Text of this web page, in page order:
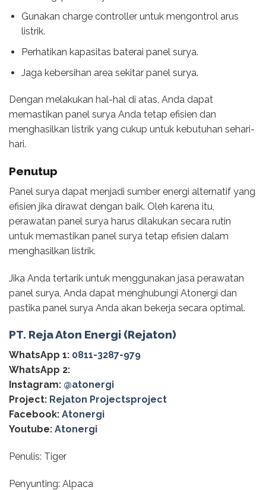
Gunakan charge controller untuk mengontrol arus
listrik.
Perhatikan kapasitas baterai panel surya.
Jaga kebersihan area sekitar panel surya.
Dengan melakukan hal-hal di atas, Anda dapat
memastikan panel surya Anda tetap efisien dan
menghasilkan listrik yang cukup untuk kebutuhan sehari-
hari.
Penutup
Panel surya dapat menjadi sumber energi alternatif yang
efisien jika dirawat dengan baik. Oleh karena itu,
perawatan panel surya harus dilakukan secara rutin
untuk memastikan panel surya tetap efisien dalam
menghasilkan listrik.
Jika Anda tertarik untuk menggunakan jasa perawatan
panel surya, Anda dapat menghubungi Atonergi dan
pastika panel surya Anda akan bekerja secara optimal.
PT. Reja Aton Energi (Rejaton)
WhatsApp 1: 0811-3287-979
WhatsApp 2:
Instagram: @‌atonergi
Project: Rejaton Projectsproject
Facebook: Atonergi
Youtube: Atonergi
Penulis: Tiger
Penyunting: Alpaca